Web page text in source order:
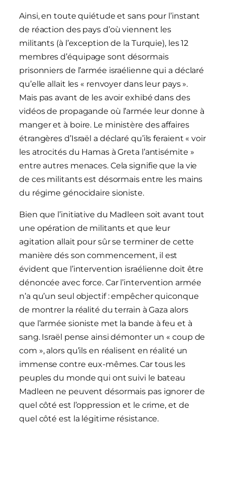
Ainsi, en toute quiétude et sans pour l’instant
de réaction des pays d’où viennent les
militants (à l’exception de la Turquie), les 12
membres d’équipage sont désormais
prisonniers de l’armée israélienne qui a déclaré
qu’elle allait les « renvoyer dans leur pays ».
Mais pas avant de les avoir exhibé dans des
vidéos de propagande où l’armée leur donne à
manger et à boire. Le ministère des affaires
étrangères d’Israël a déclaré qu’ils feraient « voir
les atrocités du Hamas à Greta l’antisémite »
entre autres menaces. Cela signifie que la vie
de ces militants est désormais entre les mains
du régime génocidaire sioniste.
Bien que l’initiative du Madleen soit avant tout
une opération de militants et que leur
agitation allait pour sûr se terminer de cette
manière dés son commencement, il est
évident que l’intervention israélienne doit être
dénoncée avec force. Car l’intervention armée
n’a qu’un seul objectif : empêcher quiconque
de montrer la réalité du terrain à Gaza alors
que l’armée sioniste met la bande à feu et à
sang. Israël pense ainsi démonter un « coup de
com », alors qu’ils en réalisent en réalité un
immense contre eux-mêmes. Car tous les
peuples du monde qui ont suivi le bateau
Madleen ne peuvent désormais pas ignorer de
quel côté est l’oppression et le crime, et de
quel côté est la légitime résistance.